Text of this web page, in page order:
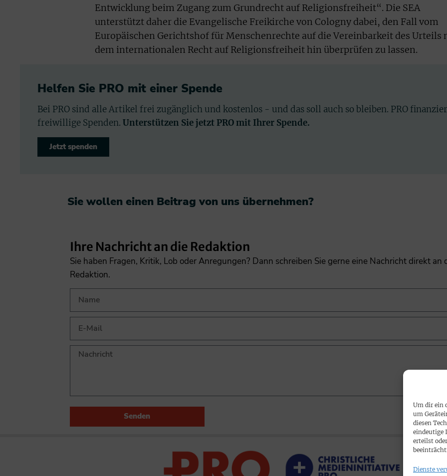
Um dir ein
um
diesen
eindeutige
erteilst
Dienste
Entwicklung beim Zugang zum Grundrecht auf Religionsfreiheit“. Die SEA
unterstützt daher die Evangelische Freikirche von Cologny dabei, den Fall vom
Europäischen Gerichtshof für Menschenrechte auf die Vereinbarkeit des Urteils
dem internationalen Recht auf Religionsfreiheit hin überprüfen zu lassen.
Helfen Sie PRO mit einer Spende
Bei PRO sind alle Artikel frei zugänglich und kostenlos - und das soll auch so bleiben. PRO
freiwillige Spenden. Unterstützen Sie jetzt PRO mit Ihrer Spende.
Jetzt spenden
Sie wollen einen Beitrag von uns übernehmen?​
Ihre Nachricht an die Redaktion
Sie haben Fragen, Kritik, Lob oder Anregungen? Dann schreiben Sie gerne eine Nachricht direkt an
Redaktion.
Senden